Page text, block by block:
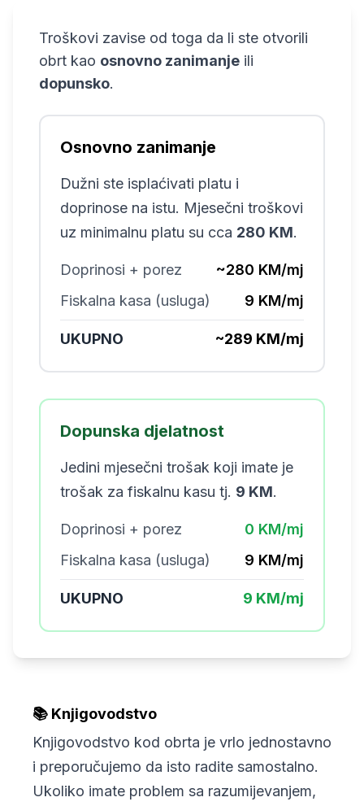
Troškovi zavise od toga da li ste otvorili
obrt kao osnovno zanimanje ili
dopunsko.
Osnovno zanimanje
Dužni ste isplaćivati platu i
doprinose na istu. Mjesečni troškovi
uz minimalnu platu su cca 280 KM.
Doprinosi + porez
~280 KM/mj
Fiskalna kasa (usluga)
9 KM/mj
UKUPNO ~289 KM/mj
Dopunska djelatnost
Jedini mjesečni trošak koji imate je
trošak za fiskalnu kasu tj. 9 KM.
Doprinosi + porez
0 KM/mj
Fiskalna kasa (usluga)
9 KM/mj
UKUPNO 9 KM/mj
📚 Knjigovodstvo
Knjigovodstvo kod obrta je vrlo jednostavno
i preporučujemo da isto radite samostalno.
Ukoliko imate problem sa razumijevanjem,